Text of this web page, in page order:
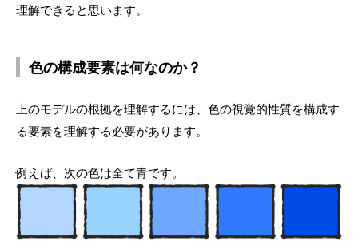
理解できると思います。
色の構成要素は何なのか？
上のモデルの根拠を理解するには、色の視覚的性質を構成す
る要素を理解する必要があります。
例えば、次の色は全て青です。